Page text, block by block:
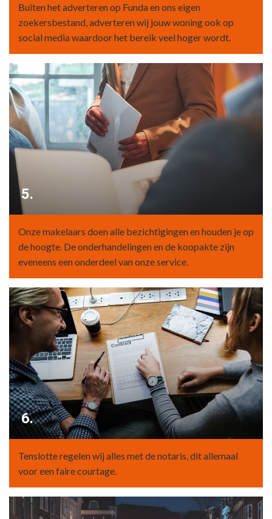
Buiten het adverteren op Funda en ons eigen
zoekersbestand, adverteren wij jouw woning ook op
social media waardoor het bereik veel hoger wordt.
5.
Onze makelaars doen alle bezichtigingen en houden je op
de hoogte. De onderhandelingen en de koopakte zijn
eveneens een onderdeel van onze service.
6.
Tenslotte regelen wij alles met de notaris, dit allemaal
voor een faire courtage.